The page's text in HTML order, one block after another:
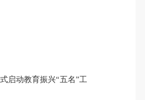
启动教育振兴“五名”工